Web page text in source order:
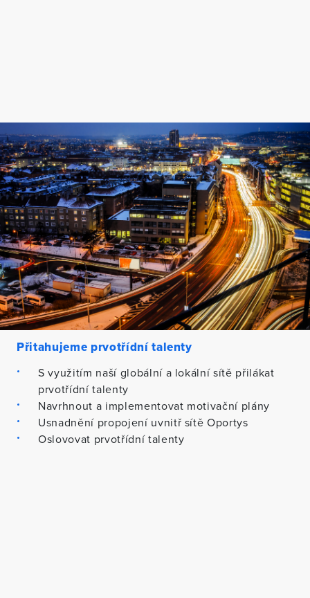
Přitahujeme prvotřídní talenty
S využitím naší globální a lokální sítě přilákat
prvotřídní talenty
Navrhnout a implementovat motivační plány
Usnadnění propojení uvnitř sítě Oportys
Oslovovat prvotřídní talenty